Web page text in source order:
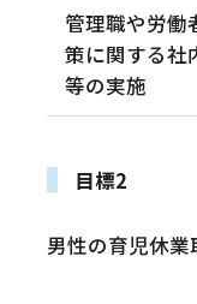
管理職や労働
策に関する社
等の実施
目標2
男性の育児休業